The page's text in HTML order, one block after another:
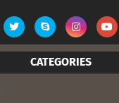
CATEGORIES